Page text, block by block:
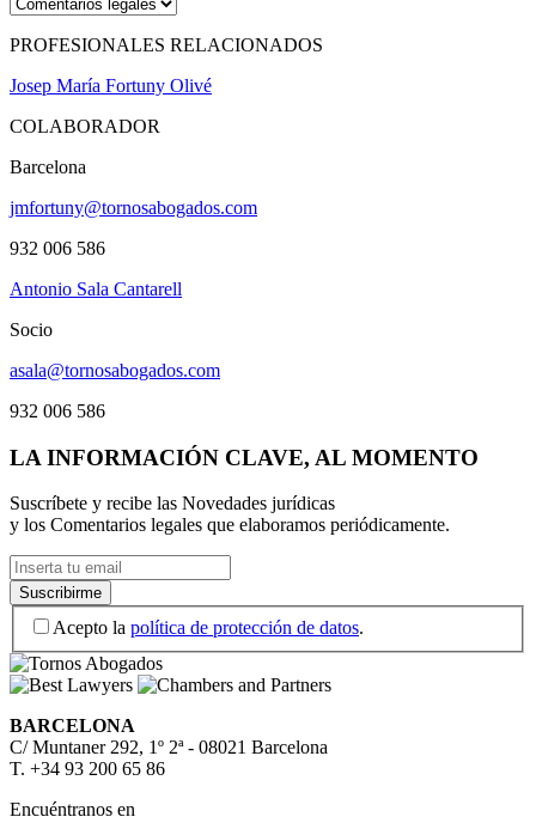
PROFESIONALES RELACIONADOS
Josep María Fortuny Olivé
COLABORADOR
Barcelona
jmfortuny@tornosabogados.com
932 006 586
Antonio Sala Cantarell
Socio
asala@tornosabogados.com
932 006 586
LA INFORMACIÓN CLAVE, AL MOMENTO
Suscríbete y recibe las Novedades jurídicas
y los Comentarios legales que elaboramos periódicamente.
Acepto la política de protección de datos.
BARCELONA
C/ Muntaner 292, 1º 2ª - 08021 Barcelona
T. +34 93 200 65 86
Encuéntranos en